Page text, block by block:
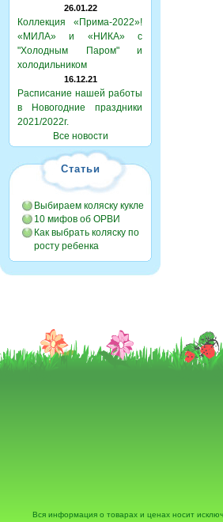
26.01.22
Коллекция «Прима-2022»!
«МИЛА» и «НИКА» с
"Холодным Паром" и
холодильником
16.12.21
Расписание нашей работы
в Новогодние праздники
2021/2022г.
Все новости
Статьи
Выбираем коляску кукле
10 мифов об ОРВИ
Как выбрать коляску по
росту ребенка
Вся информация о товарах и ценах носит